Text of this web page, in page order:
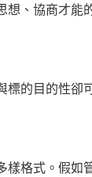
想、協商才能
標的目的性卻
樣格式。假如